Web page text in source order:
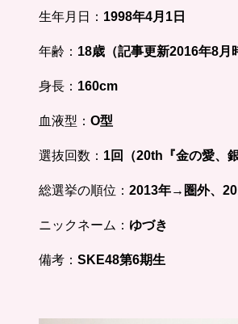
生年月日： 1998年4月1 日
年齢： 18歳（記事更新2016年8月
身長： 160cm
血液型： O型
選抜回数： 1回（20th『金の愛、
総選挙の順位： 2013年→圏外、
ニックネーム： ゆづき
備考： SKE48第6期生